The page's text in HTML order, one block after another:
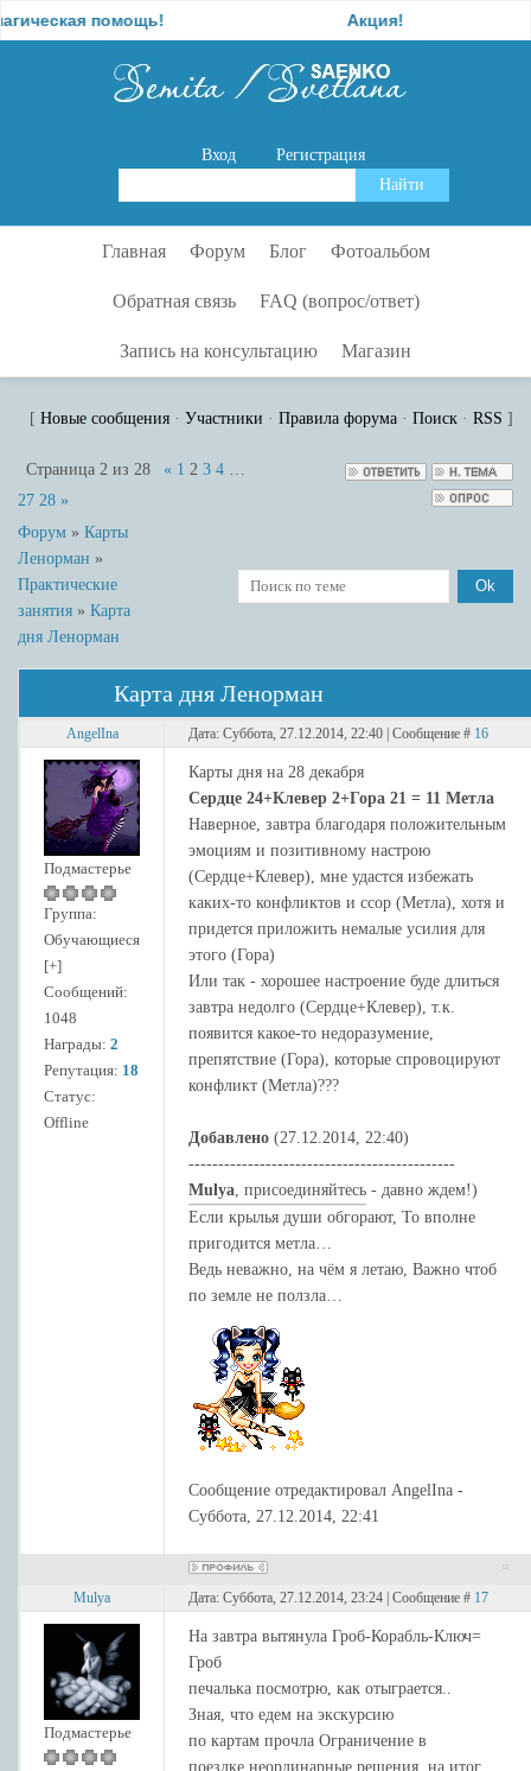
помощь!
Вход Регистрация
Главная Форум Блог Фотоальбом
Обратная связь FAQ (вопрос/ответ)
Запись на консультацию Магазин
[ Новые сообщения · Участники · Правила форума · Поиск · RSS ]
Страница 2 из 28 « 1 2 3 4
27 28 »
Форум » Карты
Ленорман »
Практические
занятия » Карта
дня Ленорман
Карта дня Ленорман
AngelIna Дата: Суббота, 27.12.2014, 22:40 | Сообщение # 16
Подмастерье
Группа:
Обучающиеся
[+]
Сообщений:
1048
Награды: 2
Репутация: 18
Статус:
Offline
Карты дня на 28 декабря
Сердце 24+Клевер 2+Гора 21 = 11 Метла
Наверное, завтра благодаря положительным
эмоциям и позитивному настрою
(Сердце+Клевер), мне удастся избежать
каких-то конфликтов и ссор (Метла), хотя и
придется приложить немалые усилия для
этого (Гора)
Или так - хорошее настроение буде длиться
завтра недолго (Сердце+Клевер), т.к.
появится какое-то недоразумение,
препятствие (Гора), которые спровоцируют
конфликт (Метла)???
Добавлено (27.12.2014, 22:40)
---------------------------------------------
Mulya , присоединяйтесь - давно ждем!)
Если крылья души обгорают, То вполне
пригодится метла…
Ведь неважно, на чём я летаю, Важно чтоб
по земле не ползла…
Сообщение отредактировал AngelIna -
Суббота, 27.12.2014, 22:41
Mulya Дата: Суббота, 27.12.2014, 23:24 | Сообщение # 17
Подмастерье
На завтра вытянула Гроб-Корабль-Ключ=
Гроб
печалька посмотрю, как отыграется..
Зная, что едем на экскурсию
по картам прочла Ограничение в
поездке,неординарные решения..на итог